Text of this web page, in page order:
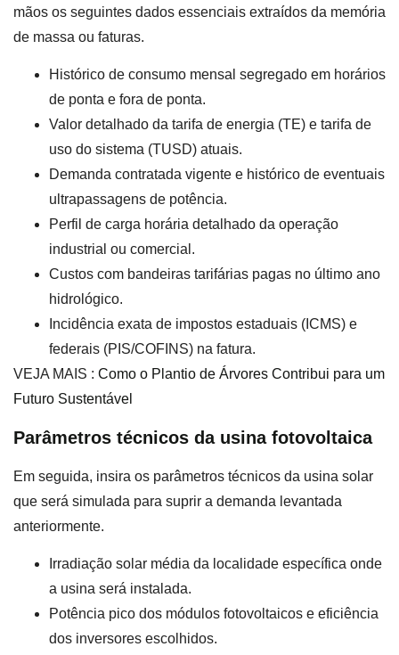
mãos os seguintes dados essenciais extraídos da memória
de massa ou faturas.
Histórico de consumo mensal segregado em horários
de ponta e fora de ponta.
Valor detalhado da tarifa de energia (TE) e tarifa de
uso do sistema (TUSD) atuais.
Demanda contratada vigente e histórico de eventuais
ultrapassagens de potência.
Perfil de carga horária detalhado da operação
industrial ou comercial.
Custos com bandeiras tarifárias pagas no último ano
hidrológico.
Incidência exata de impostos estaduais (ICMS) e
federais (PIS/COFINS) na fatura.
VEJA MAIS : Como o Plantio de Árvores Contribui para um
Futuro Sustentável
Parâmetros técnicos da usina fotovoltaica
Em seguida, insira os parâmetros técnicos da usina solar
que será simulada para suprir a demanda levantada
anteriormente.
Irradiação solar média da localidade específica onde
a usina será instalada.
Potência pico dos módulos fotovoltaicos e eficiência
dos inversores escolhidos.